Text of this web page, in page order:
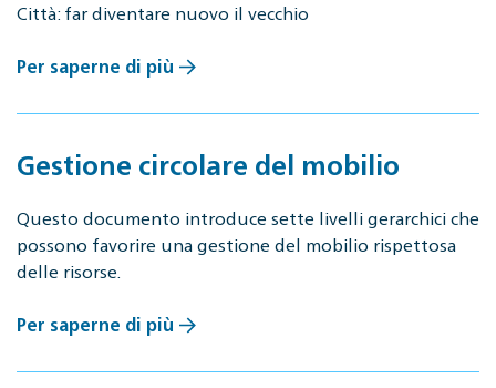
Città: far diventare nuovo il vecchio
Per saperne di più
Gestione circolare del mobilio
Questo documento introduce sette livelli gerarchici che
possono favorire una gestione del mobilio rispettosa
delle risorse.
Per saperne di più